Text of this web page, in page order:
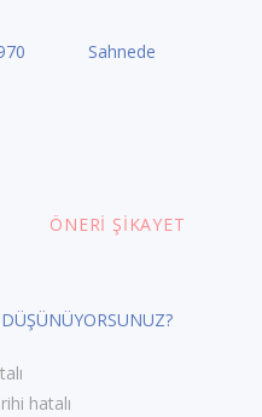
Sahnede
ÖNERI ŞIKAYET
hatalı